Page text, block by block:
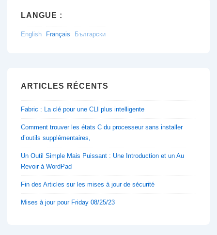
LANGUE :
English Français Български
ARTICLES RÉCENTS
Fabric : La clé pour une CLI plus intelligente
Comment trouver les états C du processeur sans installer
d’outils supplémentaires,
Un Outil Simple Mais Puissant : Une Introduction et un Au
Revoir à WordPad
Fin des Articles sur les mises à jour de sécurité
Mises à jour pour Friday 08/25/23